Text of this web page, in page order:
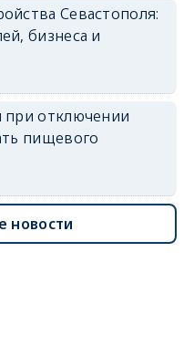
Севастополя:
бизнеса и
при отключении
пищевого
новости